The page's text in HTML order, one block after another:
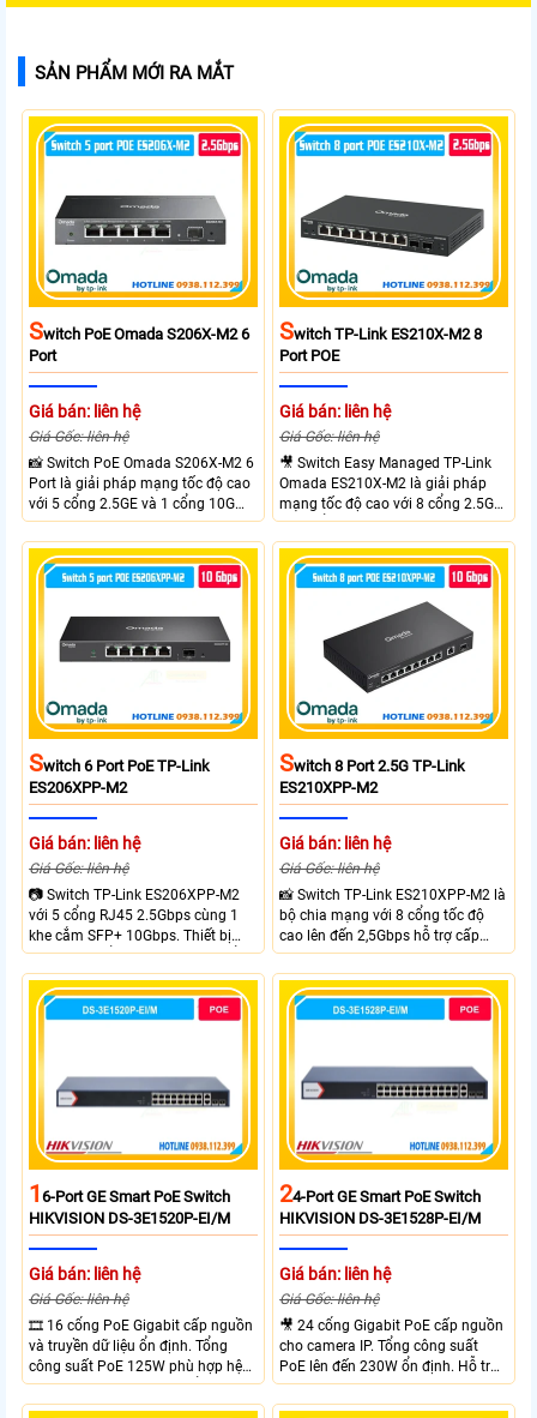
SẢN PHẨM MỚI RA MẮT
SWitch PoE Omada S206X-M2 6
Port
Giá bán: liên hệ
Giá Gốc: liên hệ
📸 Switch PoE Omada S206X-M2 6
Port là giải pháp mạng tốc độ cao
với 5 cổng 2.5GE và 1 cổng 10G
SFP+, đáp ứng nhu cầu truyền tải
dữ liệu lớn sở hữu băng thông
chuyển mạch 45Gbps cùng tốc độ
chuyển tiếp 33.48Mpps, mang lại
nghiệp văn phòng và hệ thống
mạng hiện đại.
SWitch TP-Link ES210X-M2 8
Port POE
Giá bán: liên hệ
Giá Gốc: liên hệ
🎥 Switch Easy Managed TP-Link
Omada ES210X-M2 là giải pháp
mạng tốc độ cao với 8 cổng 2.5GE
và 2 cổng 10G SFP+ đáp ứng nhu
cầu truyền tải dữ liệu lớn sở hữu
băng thông chuyển mạch 80Gbps
tốc độ chuyển tiếp 59.52Mpps
mang lại kết nối ổn định cho
doanh nghiệp văn phòng và hệ
thống mạng hiện đại.
SWitch 6 Port PoE TP-Link
ES206XPP-M2
Giá bán: liên hệ
Giá Gốc: liên hệ
📷 Switch TP-Link ES206XPP-M2
với 5 cổng RJ45 2.5Gbps cùng 1
khe cắm SFP+ 10Gbps. Thiết bị
tích hợp 4 cổng PoE++ đạt chuẩn
802.3af/at/bt tổng công suất
120W cấp nguồn đến 90W mỗi
cổng đáp ứng tốt hệ thống camera
SWitch 8 Port 2.5G TP-Link
ES210XPP-M2
Giá bán: liên hệ
Giá Gốc: liên hệ
📸 Switch TP-Link ES210XPP-M2 là
bộ chia mạng với 8 cổng tốc độ
cao lên đến 2,5Gbps hỗ trợ cấp
nguồn và mạng cho đầu ghi hình
từ xa nhờ công suất POE lên đến
16-Port GE Smart PoE Switch
HIKVISION DS-3E1520P-EI/M
Giá bán: liên hệ
Giá Gốc: liên hệ
🎞 16 cổng PoE Gigabit cấp nguồn
và truyền dữ liệu ổn định. Tổng
công suất PoE 125W phù hợp hệ
thống camera IP vừa. 2 cổng RJ45
Gigabit và 2 cổng quang SFP mở
24-Port GE Smart PoE Switch
HIKVISION DS-3E1528P-EI/M
Giá bán: liên hệ
Giá Gốc: liên hệ
🎥 24 cổng Gigabit PoE cấp nguồn
cho camera IP. Tổng công suất
PoE lên đến 230W ổn định. Hỗ trợ
truyền PoE xa đến 300 mét. Băng
thông chuyển mạch đạt 68 Gbps